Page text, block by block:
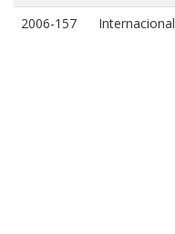
2006-157 Internacional